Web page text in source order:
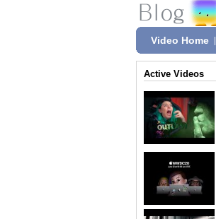
Video Home
Active Videos